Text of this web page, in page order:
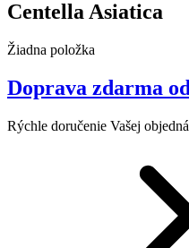
Centella Asiatica
Žiadna položka
Doprava zdarma
Rýchle doručenie Vašej